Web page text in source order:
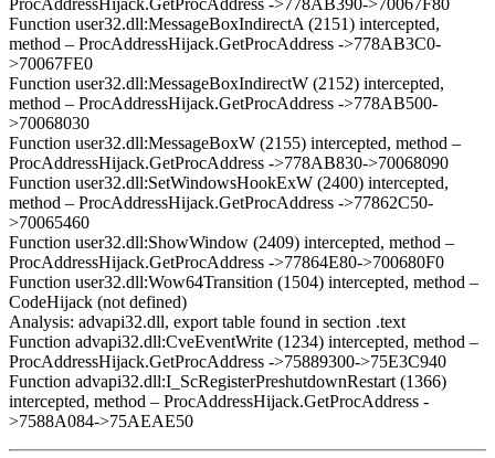
Function user32.dll:MessageBoxIndirectA (2151) intercepted,
method – ProcAddressHijack.GetProcAddress ->778AB3C0-
>70067FE0
Function user32.dll:MessageBoxIndirectW (2152) intercepted,
method – ProcAddressHijack.GetProcAddress ->778AB500-
>70068030
Function user32.dll:MessageBoxW (2155) intercepted, method –
ProcAddressHijack.GetProcAddress ->778AB830->70068090
Function user32.dll:SetWindowsHookExW (2400) intercepted,
method – ProcAddressHijack.GetProcAddress ->77862C50-
>70065460
Function user32.dll:ShowWindow (2409) intercepted, method –
ProcAddressHijack.GetProcAddress ->77864E80->700680F0
Function user32.dll:Wow64Transition (1504) intercepted, method –
CodeHijack (not defined)
Analysis: advapi32.dll, export table found in section .text
Function advapi32.dll:CveEventWrite (1234) intercepted, method –
ProcAddressHijack.GetProcAddress ->75889300->75E3C940
Function advapi32.dll:I_ScRegisterPreshutdownRestart (1366)
intercepted, method – ProcAddressHijack.GetProcAddress -
>7588A084->75AEAE50